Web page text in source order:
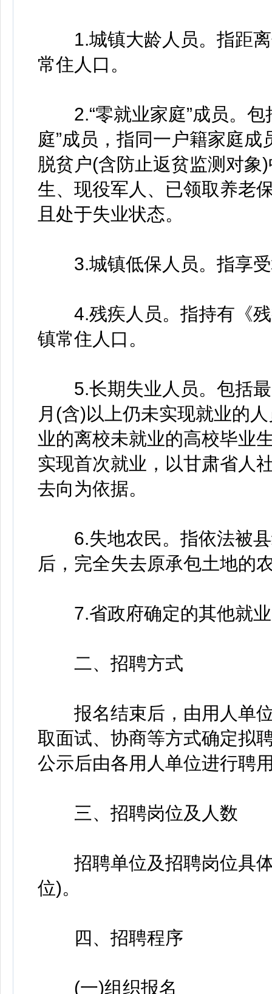
1.城镇大龄人员。指距离
常住人口。
2.“零就业家庭”成员。包
庭”成员，指同一户籍家庭
脱贫户(含防止返贫监测对象
生、现役军人、已领取养老
且处于失业状态。
3.城镇低保人员。指享受
4.残疾人员。指持有《残
镇常住人口。
5.长期失业人员。包括最
月(含)以上仍未实现就业的
业的离校未就业的高校毕业
实现首次就业，以甘肃省人
去向为依据。
6.失地农民。指依法被县
后，完全失去原承包土地的
7.省政府确定的其他就业
二、招聘方式
报名结束后，由用人单位
取面试、协商等方式确定拟
公示后由各用人单位进行聘
三、招聘岗位及人数
招聘单位及招聘岗位具体
位)。
四、招聘程序
(一)组织报名